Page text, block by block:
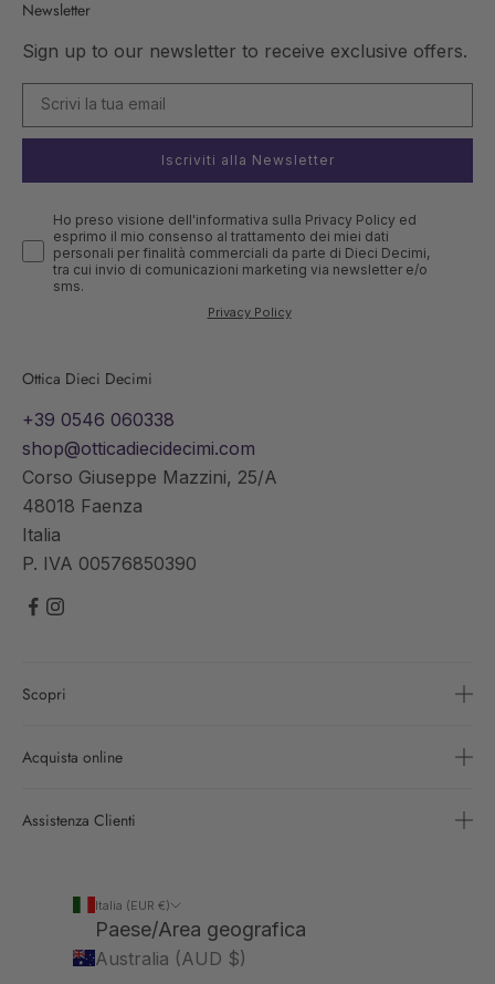
Newsletter
Sign up to our newsletter to receive exclusive offers.
Iscriviti alla Newsletter
Ho preso visione dell'informativa sulla Privacy Policy ed
esprimo il mio consenso al trattamento dei miei dati
personali per finalità commerciali da parte di Dieci Decimi,
tra cui invio di comunicazioni marketing via newsletter e/o
sms.
Privacy Policy
Ottica Dieci Decimi
+39 0546 060338
shop@otticadiecidecimi.com
Corso Giuseppe Mazzini, 25/A
48018 Faenza
Italia
P. IVA 00576850390
Scopri
Acquista online
Assistenza Clienti
Italia (EUR €)
Paese/Area geografica
Australia (AUD $)